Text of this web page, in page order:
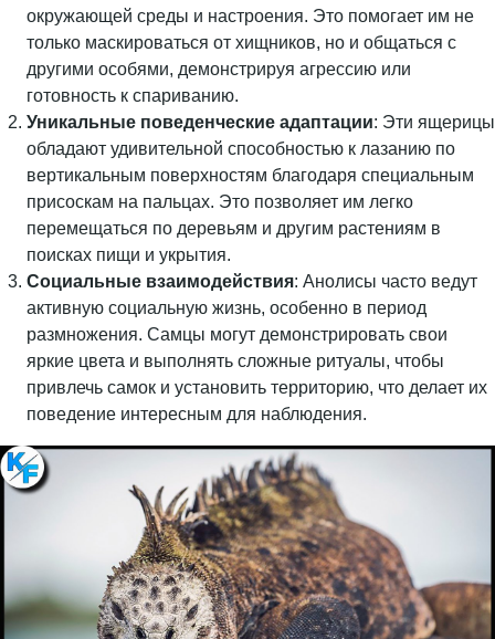
окружающей среды и настроения. Это помогает им не
только маскироваться от хищников, но и общаться с
другими особями, демонстрируя агрессию или
готовность к спариванию.
Уникальные поведенческие адаптации: Эти ящерицы
обладают удивительной способностью к лазанию по
вертикальным поверхностям благодаря специальным
присоскам на пальцах. Это позволяет им легко
перемещаться по деревьям и другим растениям в
поисках пищи и укрытия.
Социальные взаимодействия: Анолисы часто ведут
активную социальную жизнь, особенно в период
размножения. Самцы могут демонстрировать свои
яркие цвета и выполнять сложные ритуалы, чтобы
привлечь самок и установить территорию, что делает их
поведение интересным для наблюдения.